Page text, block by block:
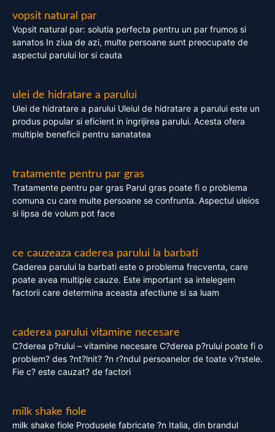
vopsit natural par
Vopsit natural par: solutia perfecta pentru un par frumos si
sanatos In ziua de azi, multe persoane sunt preocupate de
aspectul parului lor si cauta
ulei de hidratare a parului
Ulei de hidratare a parului Uleiul de hidratare a parului este un
produs popular si eficient in ingrijirea parului. Acesta ofera
multiple beneficii pentru sanatatea
tratamente pentru par gras
Tratamente pentru par gras Parul gras poate fi o problema
comuna cu care multe persoane se confrunta. Aspectul uleios
si lipsa de volum pot face
ce cauzeaza caderea parului la barbati
Caderea parului la barbati este o problema frecventa, care
poate avea multiple cauze. Este important sa intelegem
factorii care determina aceasta afectiune si sa luam
caderea parului vitamine necesare
C?derea p?rului – vitamine necesare C?derea p?rului poate fi o
problem? des ?nt?lnit? ?n r?ndul persoanelor de toate v?rstele.
Fie c? este cauzat? de factori
milk shake fiole
milk shake fiole Produsele fabricate ?n Italia, din brandul